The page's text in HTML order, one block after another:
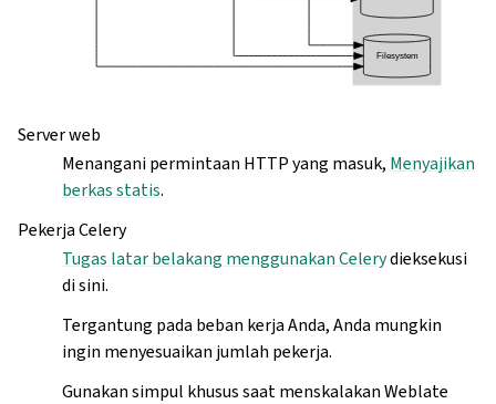
Server web
Menangani permintaan HTTP yang masuk, Menyajikan
berkas statis.
Pekerja Celery
Tugas latar belakang menggunakan Celerydieksekusi
di sini.
Tergantung pada beban kerja Anda, Anda mungkin
ingin menyesuaikan jumlah pekerja.
Gunakan simpul khusus saat menskalakan Weblate